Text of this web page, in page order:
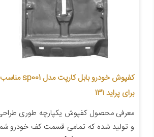
کفپوش خودرو بابل کارپت مدل sp001 مناسب
برای پراید 131
معرفی محصول کفپوش یکپارچه طوری
و تولید شده که تمامی قسمت کف خودرو